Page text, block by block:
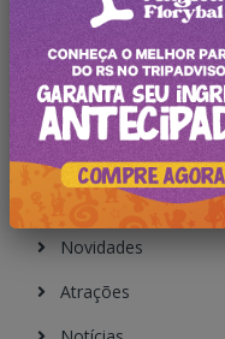
Pesquisar no Blog
Categorias
Todas Publicações
Novidades
Atrações